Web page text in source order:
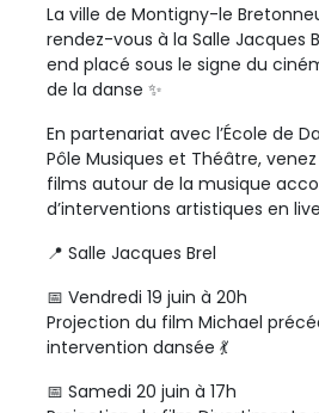
La ville de Montigny-le
rendez-vous à la Salle Jacques
end placé sous le signe du
de la danse ✨
En partenariat avec l’École de
Pôle Musiques et Théâtre,
films autour de la musique
d’interventions artistiques en
📍 Salle Jacques Brel
📅 Vendredi 19 juin à 20h
Projection du film Michael
intervention dansée 💃
📅 Samedi 20 juin à 17h